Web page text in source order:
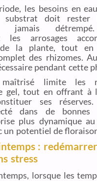
les besoins en
doit rester
jamais
les arrosages
de la plante, tout
des rhizomes.
pendant cette
maîtrisé limite les
gel, tout en offrant à
ses
dans de bonnes
plus dynamique
un potentiel de
:
stress
lorsque les